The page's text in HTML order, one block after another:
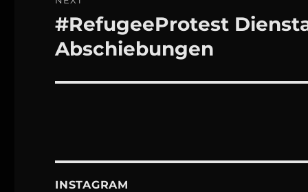
Next
post:
#RefugeeProtest
Abschiebungen
INSTAGRAM